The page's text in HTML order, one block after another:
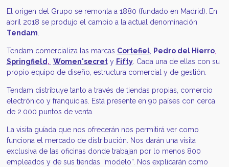
El origen del Grupo se remonta a 1880 (fundado en Madrid). En
abril 2018 se produjo el cambio a la actual denominación
Tendam.
Tendam comercializa las marcas Cortefiel, Pedro del Hierro,
Springfield, Women'secrety Fifty. Cada una de ellas con su
propio equipo de diseño, estructura comercial y de gestión.
Tendam distribuye tanto a través de tiendas propias, comercio
electrónico y franquicias. Está presente en 90 países con cerca
de 2.000 puntos de venta.
La visita guíada que nos ofrecerán nos permitirá ver como
funciona el mercado de distribución. Nos darán una visita
exclusiva de las oficinas donde trabajan por lo menos 800
empleados y de sus tiendas “modelo”. Nos explicarán como